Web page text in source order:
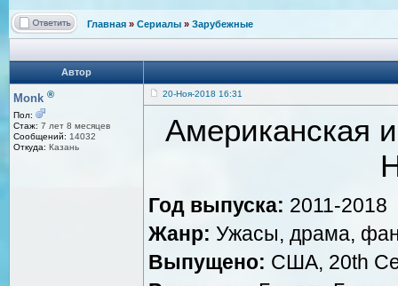
Главная » Сериалы » Зарубежные
Автор
Monk ®
Пол:
Стаж: 7 лет 8 месяцев
Сообщений: 14032
Откуда: Казань
20-Ноя-2018 16:31
Американская
Год выпуска: 2011-2018
Жанр: Ужасы, драма,
Выпущено: США, 20th